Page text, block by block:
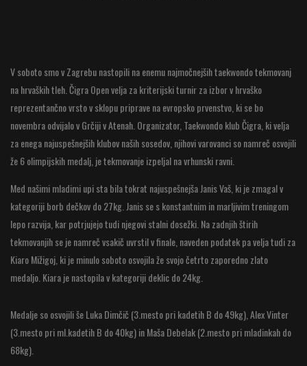
V soboto smo v Zagrebu nastopili na enemu najmočnejših taekwondo tekmovanj
na hrvaških tleh. Čigra Open velja za kriterijski turnir za izbor v hrvaško
reprezentančno vrsto v sklopu priprave na evropsko prvenstvo, ki se bo
novembra odvijalo v Grčiji v Atenah. Organizator, Taekwondo klub Čigra, ki velja
za enega najuspešnejših klubov naših sosedov, njihovi varovanci so namreč osvojili
že 6 olimpijskih medalj, je tekmovanje izpeljal na vrhunski ravni.
Med našimi mladimi upi sta bila tokrat najuspešnejša Janis Vaš, ki je zmagal v
kategoriji borb dečkov do 27kg. Janis se s konstantnim in marljivim treningom
lepo razvija, kar potrjujejo tudi njegovi stalni dosežki. Na zadnjih štirih
tekmovanjih se je namreč vsakič uvrstil v finale, naveden podatek pa velja tudi za
Kiaro Mižigoj, ki je minulo soboto osvojila že svojo četrto zaporedno zlato
medaljo. Kiara je nastopila v kategoriji deklic do 24kg.
Medalje so osvojili še Luka Dimčič (3.mesto pri kadetih B do 49kg), Alex Vinter
(3.mesto pri ml.kadetih B do 40kg) in Maša Debelak (2.mesto pri mladinkah do
68kg).